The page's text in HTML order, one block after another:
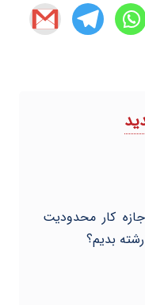
کار محدودیت
رشته بدیم؟